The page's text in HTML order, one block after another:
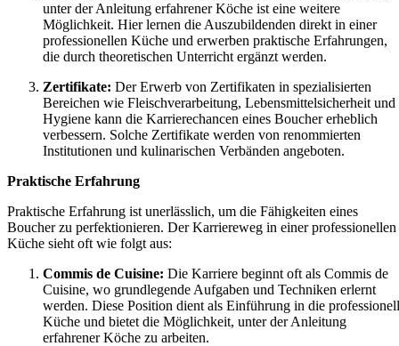
unter der Anleitung erfahrener Köche ist eine weitere
Möglichkeit. Hier lernen die Auszubildenden direkt in einer
professionellen Küche und erwerben praktische Erfahrungen,
die durch theoretischen Unterricht ergänzt werden.
Zertifikate: Der Erwerb von Zertifikaten in spezialisierten
Bereichen wie Fleischverarbeitung, Lebensmittelsicherheit und
Hygiene kann die Karrierechancen eines Boucher erheblich
verbessern. Solche Zertifikate werden von renommierten
Institutionen und kulinarischen Verbänden angeboten.
Praktische Erfahrung
Praktische Erfahrung ist unerlässlich, um die Fähigkeiten eines
Boucher zu perfektionieren. Der Karriereweg in einer professionellen
Küche sieht oft wie folgt aus:
Commis de Cuisine: Die Karriere beginnt oft als Commis de
Cuisine, wo grundlegende Aufgaben und Techniken erlernt
werden. Diese Position dient als Einführung in die
Küche und bietet die Möglichkeit, unter der Anleitung
erfahrener Köche zu arbeiten.